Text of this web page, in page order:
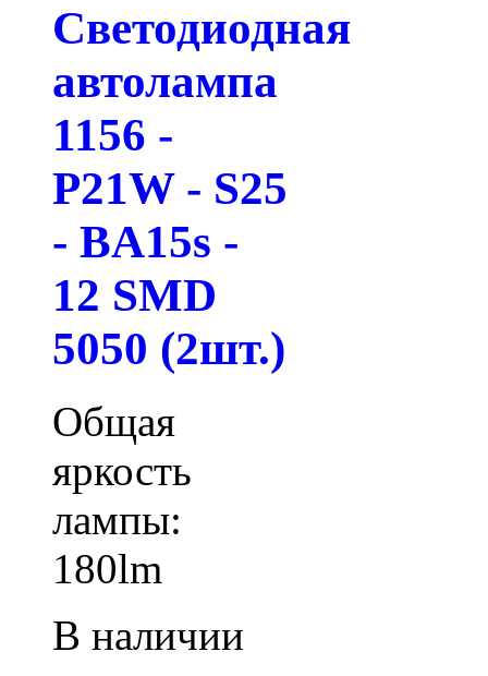
Светодиодная
автолампа
1156 -
P21W - S25
- BA15s -
12 SMD
5050 (2шт.)
Общая
яркость
лампы:
180lm
В наличии